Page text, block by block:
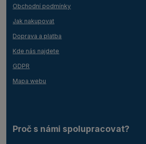
Obchodní podmínky
Jak nakupovat
Doprava a platba
Kde nás najdete
GDPR
Mapa webu
Proč s námi spolupracovat?